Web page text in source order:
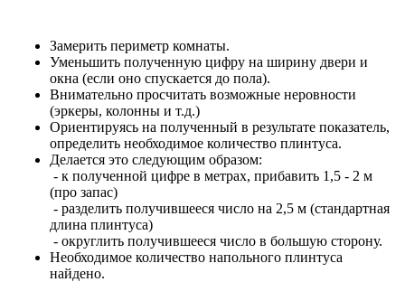
Замерить периметр комнаты.
Уменьшить полученную цифру на ширину двери и
окна (если оно спускается до пола).
Внимательно просчитать возможные неровности
(эркеры, колонны и т.д.)
Ориентируясь на полученный в результате показатель,
определить необходимое количество плинтуса.
Делается это следующим образом:
- к полученной цифре в метрах, прибавить 1,5 - 2 м
(про запас)
- разделить получившееся число на 2,5 м (стандартная
длина плинтуса)
- округлить получившееся число в большую сторону.
Необходимое количество напольного плинтуса
найдено.